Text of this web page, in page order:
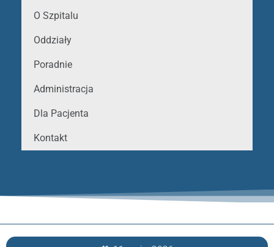
O Szpitalu
Oddziały
Poradnie
Administracja
Dla Pacjenta
Kontakt